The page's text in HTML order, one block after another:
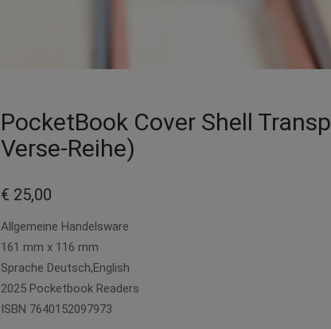
PocketBook Cover Shell
Verse-Reihe)
€ 25,00
Allgemeine Handelsware
161 mm x 116 mm
Sprache Deutsch,English
2025 Pocketbook Readers
ISBN 7640152097973